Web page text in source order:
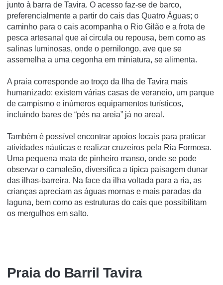
junto à barra de Tavira. O acesso faz-se de barco,
preferencialmente a partir do cais das Quatro Águas; o
caminho para o cais acompanha o Rio Gilão e a frota de
pesca artesanal que aí circula ou repousa, bem como as
salinas luminosas, onde o pernilongo, ave que se
assemelha a uma cegonha em miniatura, se alimenta.
A praia corresponde ao troço da Ilha de Tavira mais
humanizado: existem várias casas de veraneio, um parque
de campismo e inúmeros equipamentos turísticos,
incluindo bares de “pés na areia” já no areal.
Também é possível encontrar apoios locais para praticar
atividades náuticas e realizar cruzeiros pela Ria Formosa.
Uma pequena mata de pinheiro manso, onde se pode
observar o camaleão, diversifica a típica paisagem dunar
das ilhas-barreira. Na face da ilha voltada para a ria, as
crianças apreciam as águas mornas e mais paradas da
laguna, bem como as estruturas do cais que possibilitam
os mergulhos em salto.
Praia do Barril Tavira